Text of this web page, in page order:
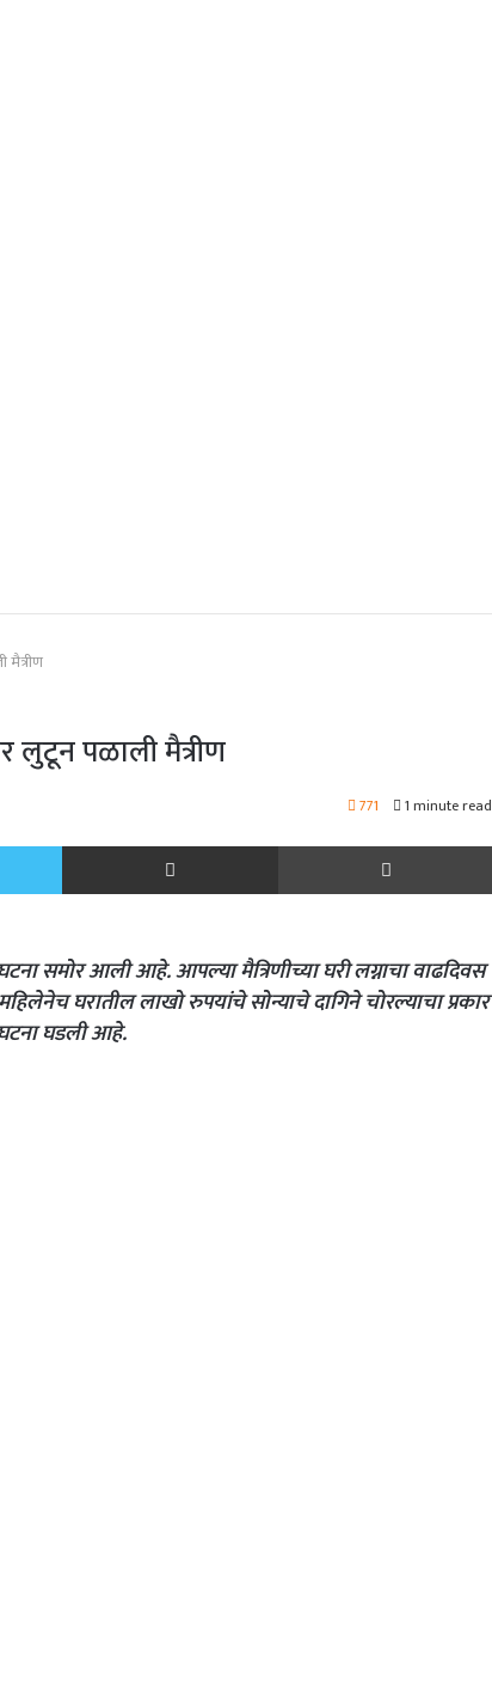
मैत्रीण
लुटून पळाली मैत्रीण
771 1 minute read
Twitter Share via Email
समोर आली आहे. आपल्या मैत्रिणीच्या घरी लग्नाचा वाढदिवस
घरातील लाखो रुपयांचे सोन्याचे दागिने चोरल्याचा प्रकार
घडली आहे.